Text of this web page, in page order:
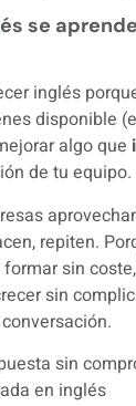
se
inglés
disponible
algo que
de tu equipo.
repiten.
sin
sin
sin
en inglés